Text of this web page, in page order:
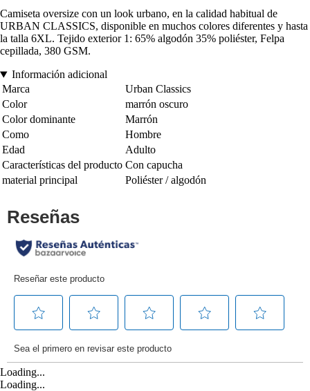
Camiseta oversize con un look urbano, en la calidad habitual de
URBAN CLASSICS, disponible en muchos colores diferentes y hasta
la talla 6XL. Tejido exterior 1: 65% algodón 35% poliéster, Felpa
cepillada, 380 GSM.
Información adicional
Marca
Urban Classics
Color
marrón oscuro
Color dominante
Marrón
Como
Hombre
Edad
Adulto
Características del producto Con capucha
material principal
Poliéster / algodón
Loading...
Loading...